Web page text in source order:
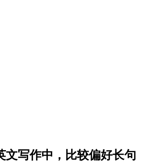
文写作中，比较偏好长句